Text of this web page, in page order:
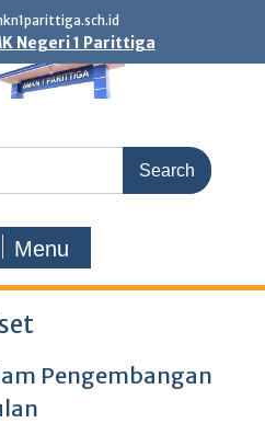
Negeri 1 Parittiga
Menu
Pengembangan